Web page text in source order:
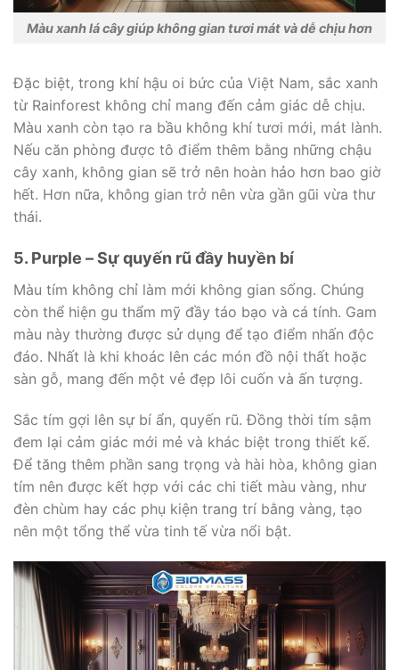
Màu xanh lá cây giúp không gian tươi mát và dễ chịu hơn
Đặc biệt, trong khí hậu oi bức của Việt Nam, sắc xanh
từ Rainforest không chỉ mang đến cảm giác dễ chịu.
Màu xanh còn tạo ra bầu không khí tươi mới, mát lành.
Nếu căn phòng được tô điểm thêm bằng những chậu
cây xanh, không gian sẽ trở nên hoàn hảo hơn bao giờ
hết. Hơn nữa, không gian trở nên vừa gần gũi vừa thư
thái.
5. Purple – Sự quyến rũ đầy huyền bí
Màu tím không chỉ làm mới không gian sống. Chúng
còn thể hiện gu thẩm mỹ đầy táo bạo và cá tính. Gam
màu này thường được sử dụng để tạo điểm nhấn độc
đáo. Nhất là khi khoác lên các món đồ nội thất hoặc
sàn gỗ, mang đến một vẻ đẹp lôi cuốn và ấn tượng.
Sắc tím gợi lên sự bí ẩn, quyến rũ. Đồng thời tím sậm
đem lại cảm giác mới mẻ và khác biệt trong thiết kế.
Để tăng thêm phần sang trọng và hài hòa, không gian
tím nên được kết hợp với các chi tiết màu vàng, như
đèn chùm hay các phụ kiện trang trí bằng vàng, tạo
nên một tổng thể vừa tinh tế vừa nổi bật.